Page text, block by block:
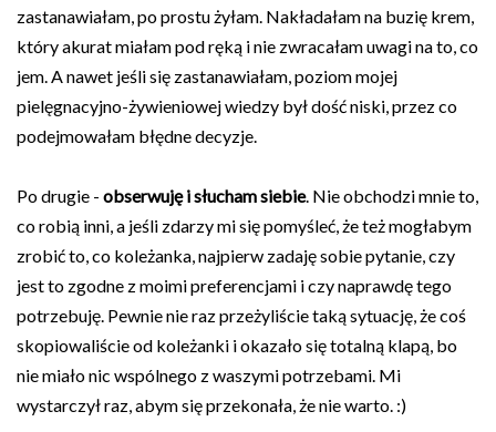
zastanawiałam, po prostu żyłam. Nakładałam na buzię krem,
który akurat miałam pod ręką i nie zwracałam uwagi na to, co
jem. A nawet jeśli się zastanawiałam, poziom mojej
pielęgnacyjno-żywieniowej wiedzy był dość niski, przez co
podejmowałam błędne decyzje.
Po drugie - obserwuję i słucham siebie. Nie obchodzi mnie to,
co robią inni, a jeśli zdarzy mi się pomyśleć, że też mogłabym
zrobić to, co koleżanka, najpierw zadaję sobie pytanie, czy
jest to zgodne z moimi preferencjami i czy naprawdę tego
potrzebuję. Pewnie nie raz przeżyliście taką sytuację, że coś
skopiowaliście od koleżanki i okazało się totalną klapą, bo
nie miało nic wspólnego z waszymi potrzebami. Mi
wystarczył raz, abym się przekonała, że nie warto. :)